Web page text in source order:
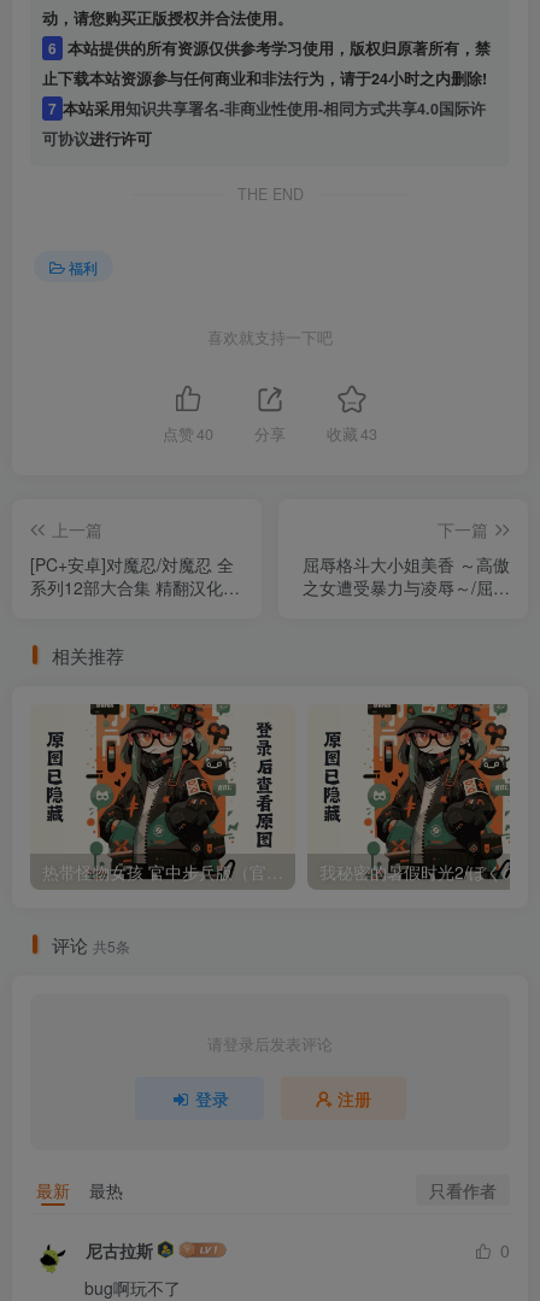
动，请您购买正版授权并合法使用。
6 本站提供的所有资源仅供参考学习使用，版权归原著所有，禁
止下载本站资源参与任何商业和非法行为，请于24小时之内删除!
7 本站采用知识共享署名-非商业性使用-相同方式共享4.0国际许
可协议进行许可
THE END
福利
喜欢就支持一下吧
点赞 40 分享 收藏43
上一篇
[PC+安卓]对魔忍/対魔忍 全
系列12部大合集 精翻汉化版
化）
下一篇
屈辱格斗大小姐美香 ～高傲
之女遭受暴力与凌辱～/屈辱
晒される～ Mtool AI汉化润
色版（汉化）
相关推荐
评论 共5条
请登录后发表评论
登录 注册
最新 最热 只看作者
尼古拉斯
0
bug啊玩不了